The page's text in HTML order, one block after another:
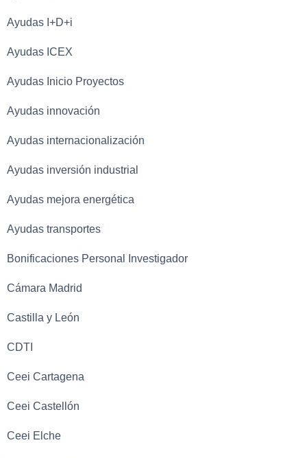
Ayudas I+D+i
Ayudas ICEX
Ayudas Inicio Proyectos
Ayudas innovación
Ayudas internacionalización
Ayudas inversión industrial
Ayudas mejora energética
Ayudas transportes
Bonificaciones Personal Investigador
Cámara Madrid
Castilla y León
CDTI
Ceei Cartagena
Ceei Castellón
Ceei Elche